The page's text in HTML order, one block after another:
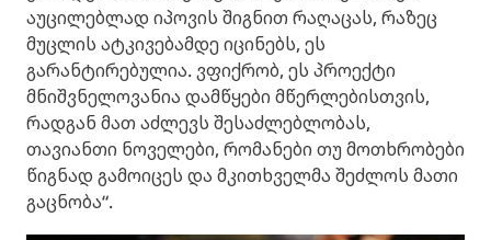
აუცილებლად იპოვის შიგნით რაღაცას, რაზეც
მუცლის ატკივებამდე იცინებს, ეს
გარანტირებულია. ვფიქრობ, ეს პროექტი
მნიშვნელოვანია დამწყები მწერლებისთვის,
რადგან მათ აძლევს შესაძლებლობას,
თავიანთი ნოველები, რომანები თუ მოთხრობები
წიგნად გამოიცეს და მკითხველმა შეძლოს მათი
გაცნობა“.